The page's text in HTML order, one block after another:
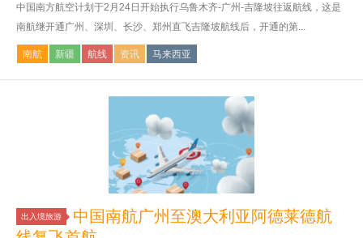
中国南方航空计划于2月24日开始执行乌鲁木齐-广州-吉隆坡往返航线，这是
南航继开通广州、深圳、长沙、郑州直飞吉隆坡航线后，开通的第...
南航 新疆 航线 资讯 马来西亚
出入境旅游
中国南航广州至澳大利亚阿德莱德航